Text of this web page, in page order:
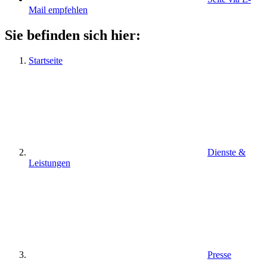
Mail empfehlen
Sie befinden sich hier:
Startseite
Dienste &
Leistungen
Presse